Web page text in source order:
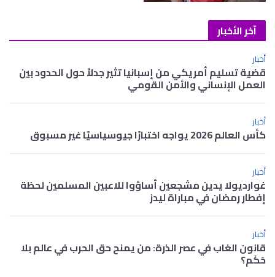
آخر الأخبار
أخبار
قضية تسليم أمريكي من إسبانيا تثير جدلاً حول الحدود بين
العمل الإنساني والأمن القومي
أخبار
كأس العالم 2026 يواجه اختبارًا جيوسياسيًا غير مسبوق
أخبار
غوارديولا يدين مشجعين أساؤوا للاعبين المسلمين لحظة
إفطار رمضان في مباراة ليدز
أخبار
قانون الغاب في عصر الذرة: من يمنح حق الحرب في عالم بلا
حَكَم؟